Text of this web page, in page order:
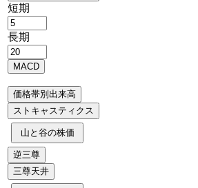
短期
長期